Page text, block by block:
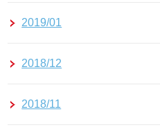
2019/01
2018/12
2018/11